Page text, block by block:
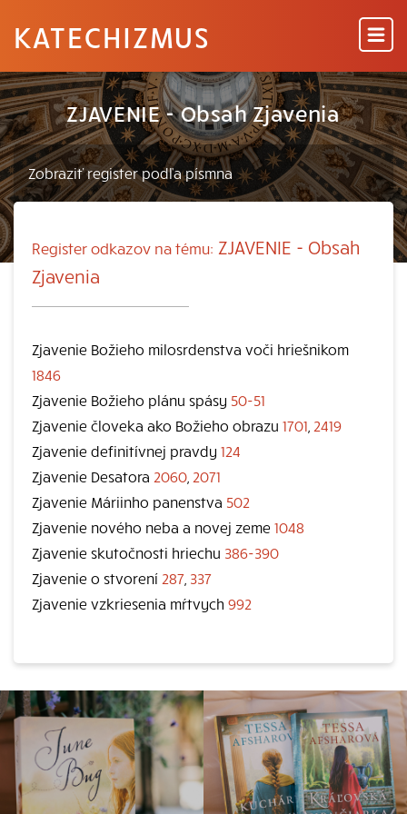
KATECHIZMUS
ZJAVENIE - Obsah Zjavenia
Register odkazov na tému: ZJAVENIE - Obsah
Zjavenia
Zjavenie Božieho milosrdenstva voči hriešnikom
1846
Zjavenie Božieho plánu spásy 50-51
Zjavenie človeka ako Božieho obrazu 1701 2419
Zjavenie definitívnej pravdy 124
Zjavenie Desatora 2060 2071
Zjavenie Máriinho panenstva 502
Zjavenie nového neba a novej zeme 1048
Zjavenie skutočnosti hriechu 386-390
Zjavenie o stvorení 287 337
Zjavenie vzkriesenia mŕtvych 992